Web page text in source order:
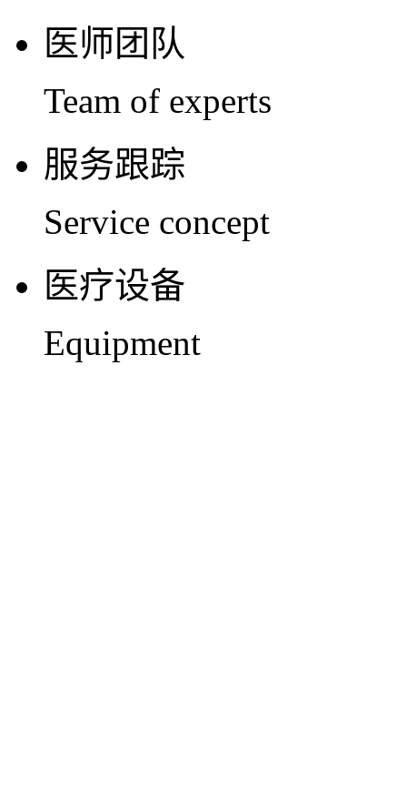
医师团队
Team of experts
服务跟踪
Service concept
医疗设备
Equipment